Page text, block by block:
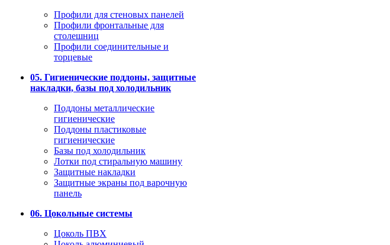
Профили для стеновых панелей
Профили фронтальные для
столешниц
Профили соединительные и
торцевые
05. Гигиенические поддоны, защитные
накладки, базы под холодильник
Поддоны металлические
гигиенические
Поддоны пластиковые
гигиенические
Базы под холодильник
Лотки под стиральную машину
Защитные накладки
Защитные экраны под варочную
панель
06. Цокольные системы
Цоколь ПВХ